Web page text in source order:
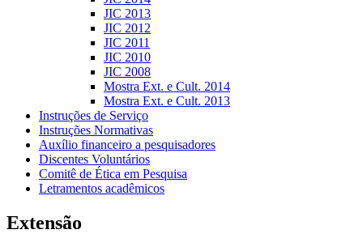
JIC 2013
JIC 2012
JIC 2011
JIC 2010
JIC 2008
Mostra Ext. e Cult. 2014
Mostra Ext. e Cult. 2013
Instruções de Serviço
Instruções Normativas
Auxílio financeiro a pesquisadores
Discentes Voluntários
Comitê de Ética em Pesquisa
Letramentos acadêmicos
Extensão